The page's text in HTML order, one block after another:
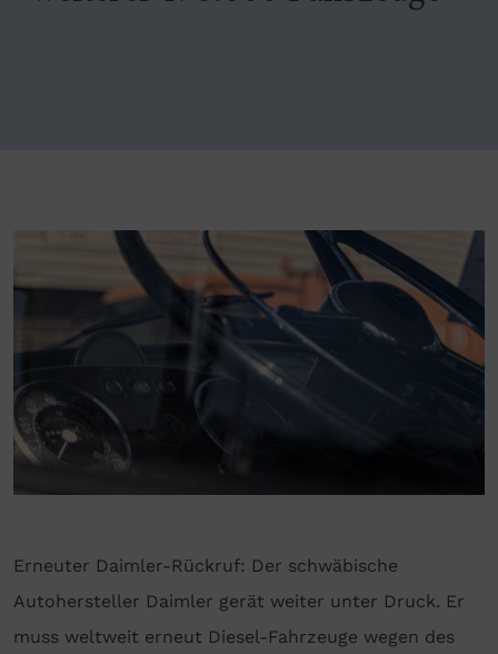
Erneuter Daimler-Rückruf: Der schwäbische
Autohersteller Daimler gerät weiter unter Druck. Er
muss weltweit erneut Diesel-Fahrzeuge wegen des